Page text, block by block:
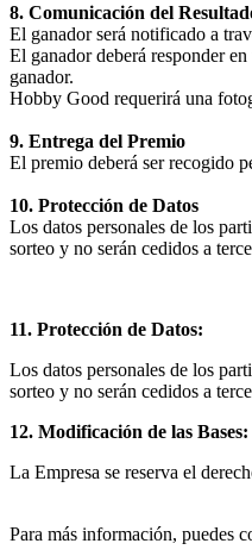
8. Comunicación del
El ganador será notificado a
El ganador deberá responder
ganador.
Hobby Good requerirá una
9. Entrega del Premio
El premio deberá ser recogido
10. Protección de Datos
Los datos personales de los
sorteo y no serán cedidos a
11. Protección de Datos:
Los datos personales de los
sorteo y no serán cedidos a
12. Modificación de las Bases:
La Empresa se reserva el
Para más información, puedes